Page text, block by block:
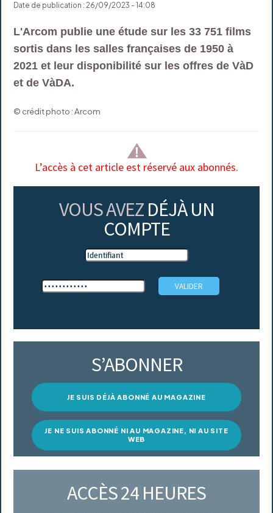
Date de publication : 26/09/2023 - 14:08
L'Arcom publie une étude sur les 33 751 films
sortis dans les salles françaises de 1950 à
2021 et leur disponibilité sur les offres de VàD
et de VàDA.
© crédit photo : Arcom
L’accès à cet article est réservé aux abonnés.
VOUS AVEZ DÉJÀ UN
COMPTE
S’ABONNER
JE SUIS DÉJÀ ABONNÉ AU MAGAZINE
JE NE SUIS ABONNÉ NI AU MAGAZINE, NI AU SITE
WEB
ACCÈS 24 HEURES